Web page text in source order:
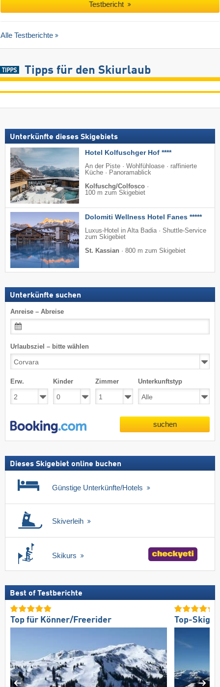
Testbericht
Alle Testberichte
Tipps für den Skiurlaub
Unterkünfte dieses Skigebiets
Hotel Kolfuschger Hof ****
An der Piste · Wohlfühloase · raffinierte
Küche · Panoramablick
Kolfuschg/Colfosco ·
100 m zum Skigebiet
Dolomiti Wellness Hotel Fanes *****
Luxus-Hotel in Alta Badia · Shuttle-Service
zum Skigebiet
St. Kassian · 800 m zum Skigebiet
Unterkünfte suchen
Anreise – Abreise
Urlaubsziel – bitte wählen
Erw. Kinder Zimmer Unterkunftstyp
suchen
Dieses Skigebiet online buchen
Günstige Unterkünfte/Hotels
Skiverleih
Skikurs
Best of Testberichte
Top für Könner/Freerider Top-